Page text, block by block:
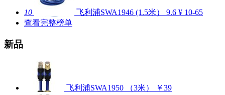
10 飞利浦SWA1946 (1.5米） 9.6 ¥ 10-65
查看完整榜单
新品
飞利浦SWA1950 （3米） ￥39